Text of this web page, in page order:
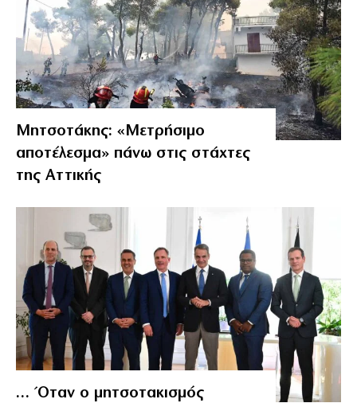
Μητσοτάκης: «Μετρήσιμο
αποτέλεσμα» πάνω στις στάχτες
της Αττικής
… Όταν ο μητσοτακισμός